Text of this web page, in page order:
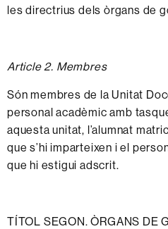
lesdirectrius delsòrgans de
Article 2. Membres
Sónmembres de laUnitat
personal acadèmicamb
aquesta unitat, l’alumnat
que s’hi imparteixen iel
que hi estigui adscrit.
TÍTOL SEGON. ÒRGANS DE